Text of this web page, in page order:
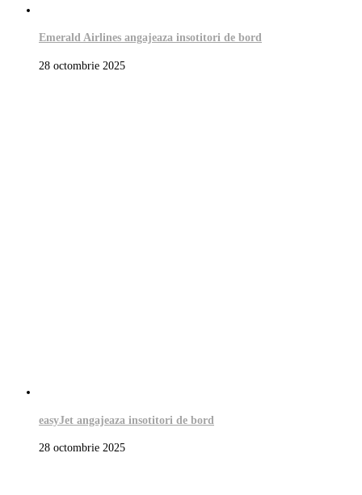
Emerald Airlines angajeaza insotitori de bord
28 octombrie 2025
easyJet angajeaza insotitori de bord
28 octombrie 2025